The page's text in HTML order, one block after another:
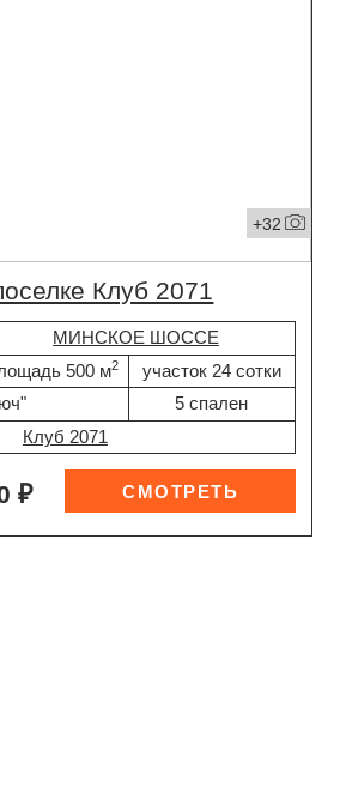
+32
Клуб 2071
МИНСКОЕ ШОССЕ
500 м2
участок 24 сотки
5 спален
Клуб 2071
₽